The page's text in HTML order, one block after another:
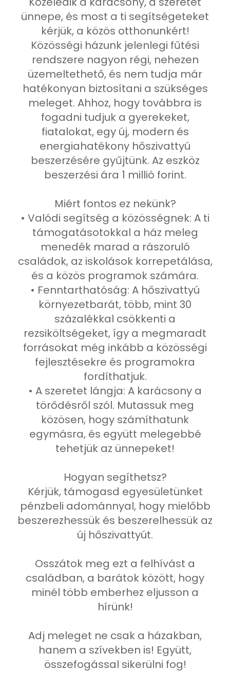
ünnepe, és most a ti segítségeteket
kérjük, a közös otthonunkért!
Közösségi házunk jelenlegi fűtési
rendszere nagyon régi, nehezen
üzemeltethető, és nem tudja már
hatékonyan biztosítani a szükséges
meleget. Ahhoz, hogy továbbra is
fogadni tudjuk a gyerekeket,
fiatalokat, egy új, modern és
energiahatékony hőszivattyú
beszerzésére gyűjtünk. Az eszköz
beszerzési ára 1 millió forint.
Miért fontos ez nekünk?
• Valódi segítség a közösségnek: A ti
támogatásotokkal a ház meleg
menedék marad a rászoruló
családok, az iskolások korrepetálása,
és a közös programok számára.
• Fenntarthatóság: A hőszivattyú
környezetbarát, több, mint 30
százalékkal csökkenti a
rezsiköltségeket, így a megmaradt
forrásokat még inkább a közösségi
fejlesztésekre és programokra
fordíthatjuk.
• A szeretet lángja: A karácsony a
törődésről szól. Mutassuk meg
közösen, hogy számíthatunk
egymásra, és együtt melegebbé
tehetjük az ünnepeket!
Hogyan segíthetsz?
Kérjük, támogasd egyesületünket
pénzbeli adománnyal, hogy mielőbb
beszerezhessük és beszerelhessük az
új hőszivattyút.
Osszátok meg ezt a felhívást a
családban, a barátok között, hogy
minél több emberhez eljusson a
hírünk!
Adj meleget ne csak a házakban,
hanem a szívekben is! Együtt,
összefogással sikerülni fog!